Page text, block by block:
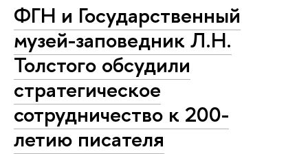
ФГН и Государственный
музей-заповедник Л.Н.
Толстого обсудили
стратегическое
сотрудничество к 200-
летию писателя